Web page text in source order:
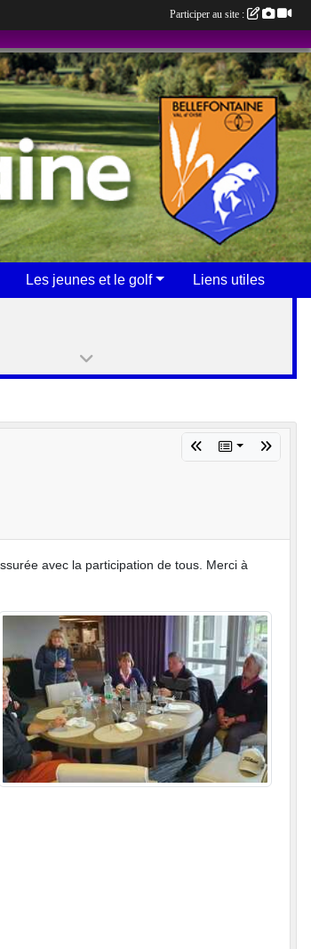
Les jeunes et le golf Liens utiles
avec la participation de tous. Merci à
Participer au site :